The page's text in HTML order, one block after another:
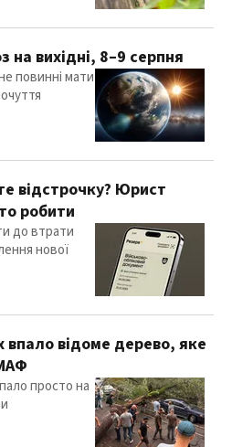
на вихідні, 8–9 серпня
повинні мати
відстрочку? Юрист
робити
до втрати
нової
впало відоме дерево, яке
просто на